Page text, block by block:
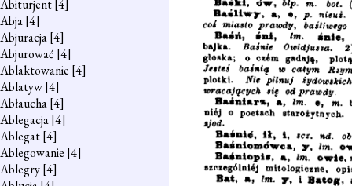
Abiturjent[4]
Abja[4]
Abjuracja[4]
Abjurować [4]
Ablaktowanie [4]
Ablatyw[4]
Abłaucha[4]
Ablegacja[4]
Ablegat[4]
Ablegowanie [4]
Ablegry[4]